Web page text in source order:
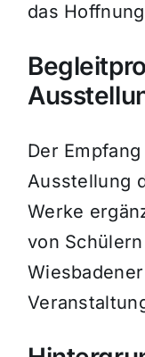
das
Der
Ausstellung
Werke
von